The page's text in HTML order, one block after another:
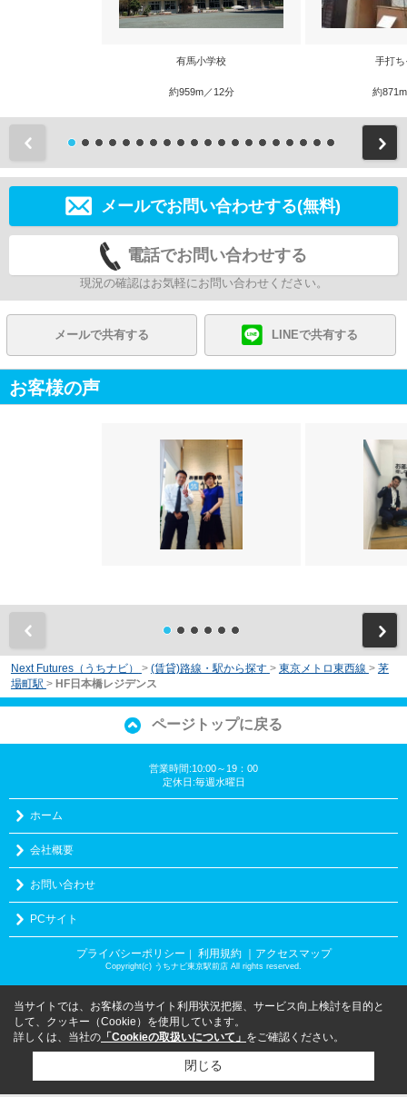
有馬小学校
約959m／12分
手打ち
約
メールでお問い合わせする(無料)
電話でお問い合わせする
現況の確認はお気軽にお問い合わせください。
メールで共有する LINEで共有する
お客様の声
Next Futures（うちナビ） > (賃貸)路線・駅から探す > 東京メトロ東西線 > 茅
場町駅 > HF日本橋レジデンス
ページトップに戻る
営業時間:10:00～19：00
定休日:毎週水曜日
ホーム
会社概要
お問い合わせ
PCサイト
プライバシーポリシー 利用規約 ｜アクセスマップ
Copyright(c) うちナビ東京駅前店 All rights reserved.
当サイトでは、お客様の当サイト利用状況把握、サービス向上検討を目的と
して、クッキー（Cookie）を使用しています。
詳しくは、当社の 「Cookieの取扱いについて」 をご確認ください。
閉じる